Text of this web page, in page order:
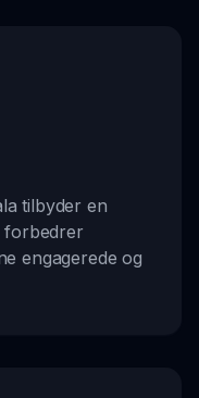
tilbyder en
forbedrer
engagerede og